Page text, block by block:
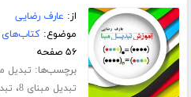
از: عارف رضایی
موضوع:کتاب‌های
۵۶ صفحه
برچسب‌ها: تبدیل
تبدیل مبنای 8 ،